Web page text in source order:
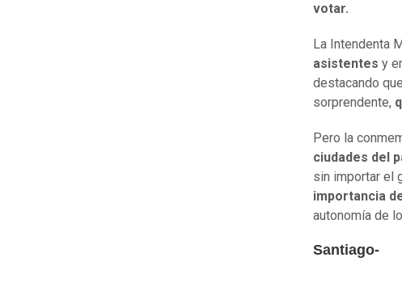
votar.
La Intendenta
asistentes y
destacando
sorprendente,
Pero la
ciudades del
sin importar el
importancia
autonomía de
Santiago-